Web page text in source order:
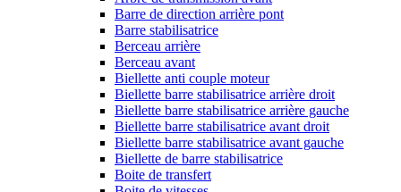
Barre de direction arrière pont
Barre stabilisatrice
Berceau arrière
Berceau avant
Biellette anti couple moteur
Biellette barre stabilisatrice arrière droit
Biellette barre stabilisatrice arrière gauche
Biellette barre stabilisatrice avant droit
Biellette barre stabilisatrice avant gauche
Biellette de barre stabilisatrice
Boite de transfert